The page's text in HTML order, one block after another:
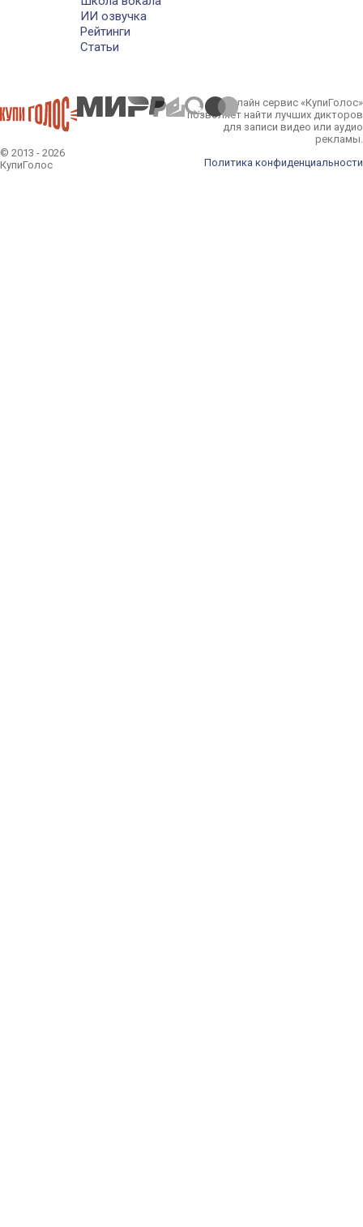
ИИ озвучка
Рейтинги
Статьи
© 2013 - 2026
КупиГолос
Онлайн сервис «КупиГолос»
позволяет найти лучших дикторов
для записи видео или аудио
рекламы.
Политика конфиденциальности